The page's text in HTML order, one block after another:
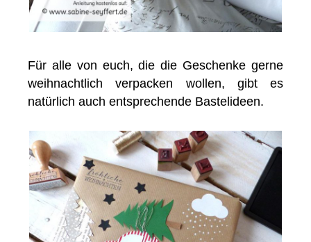
Für alle von euch, die die Geschenke gerne
weihnachtlich verpacken wollen, gibt es
natürlich auch entsprechende Bastelideen.